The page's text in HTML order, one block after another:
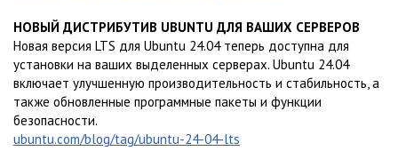
НОВЫЙ ДИСТРИБУТИВ UBUNTU ДЛЯ ВАШИХ СЕРВЕРОВ
Новая версия LTS для Ubuntu 24.04 теперь доступна для
установки на ваших выделенных серверах. Ubuntu 24.04
включает улучшенную производительность и стабильность, а
также обновленные программные пакеты и функции
безопасности.
ubuntu.com/blog/tag/ubuntu-24-04-lts